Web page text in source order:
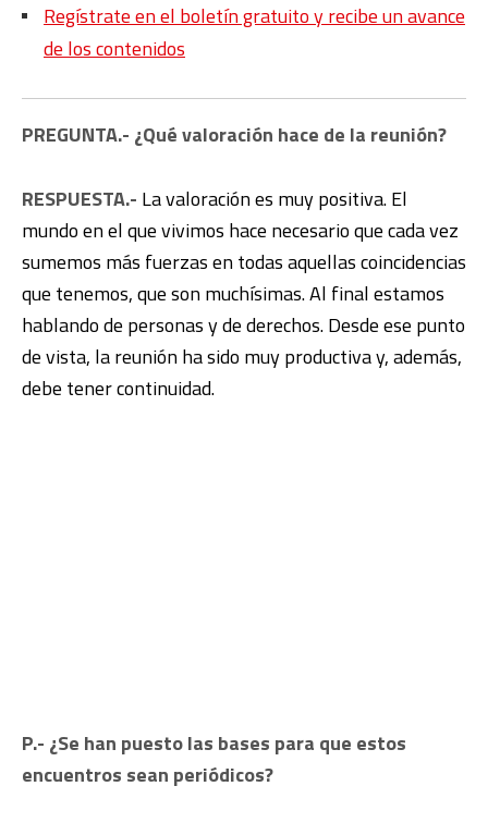
Regístrate en el boletín gratuito y recibe un avance
de los contenidos
PREGUNTA.- ¿Qué valoración hace de la reunión?
RESPUESTA.- La valoración es muy positiva. El
mundo en el que vivimos hace necesario que cada vez
sumemos más fuerzas en todas aquellas coincidencias
que tenemos, que son muchísimas. Al final estamos
hablando de personas y de derechos. Desde ese punto
de vista, la reunión ha sido muy productiva y, además,
debe tener continuidad.
P.- ¿Se han puesto las bases para que estos
encuentros sean periódicos?